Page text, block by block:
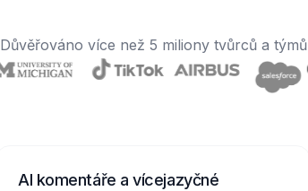
Důvěřováno více než 5 miliony tvůrců a týmů
AI komentáře a vícejazyčné